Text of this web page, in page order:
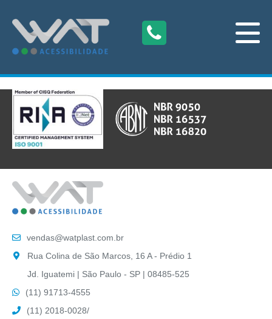
vendas@watplast.com.br
Rua Colina de São Marcos, 16 A - Prédio 1
Jd. Iguatemi | São Paulo - SP | 08485-525
(11) 91713-4555
(11) 2018-0028/